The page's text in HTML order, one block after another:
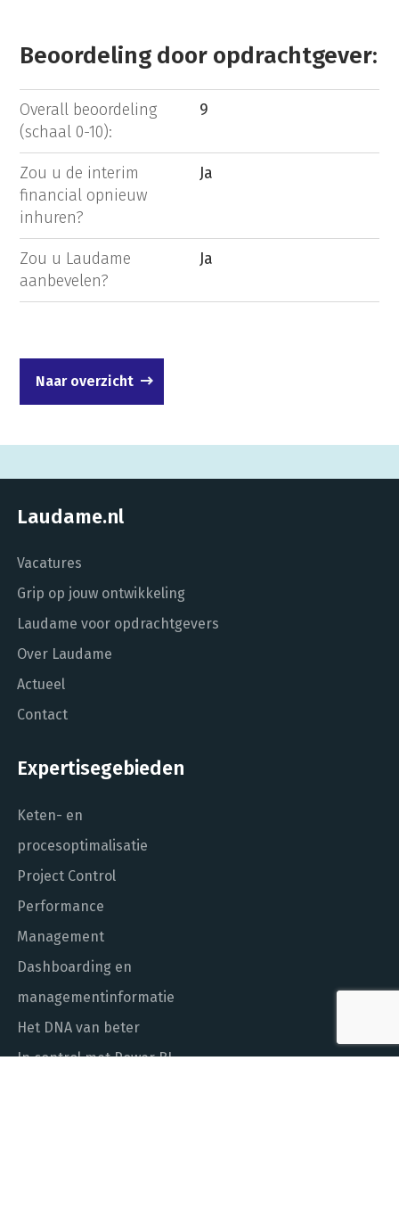
Beoordeling door opdrachtgever:
Overall beoordeling
(schaal 0-10):
9
Zou u de interim
financial opnieuw
inhuren?
Ja
Zou u Laudame
aanbevelen?
Ja
Naar overzicht
Laudame.nl
Vacatures
Grip op jouw ontwikkeling
Laudame voor opdrachtgevers
Over Laudame
Actueel
Contact
Expertisegebieden
Keten- en
procesoptimalisatie
Project Control
Performance
Management
Dashboarding en
managementinformatie
Het DNA van beter
In control met Power BI